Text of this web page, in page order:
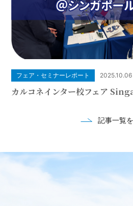
フェア・セミナーレポート 2025.10.06
カルコネインター校フェア
記事一覧